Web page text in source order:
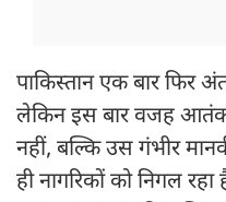
पाकिस्तान एक बार फिर
लेकिन इस बार वजह
नहीं, बल्कि उस गंभीर
ही नागरिकों को निगल